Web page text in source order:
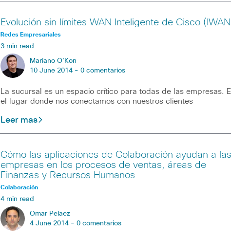
Evolución sin límites WAN Inteligente de Cisco
Redes Empresariales
3 min read
Mariano O'Kon
10 June 2014 - 0 comentarios
La sucursal es un espacio crítico para todas de las empresas.
el lugar donde nos conectamos con nuestros clientes
Leer mas
Cómo las aplicaciones de Colaboración ayudan a las
empresas en los procesos de ventas, áreas de
Finanzas y Recursos Humanos
Colaboración
4 min read
Omar Pelaez
4 June 2014 - 0 comentarios